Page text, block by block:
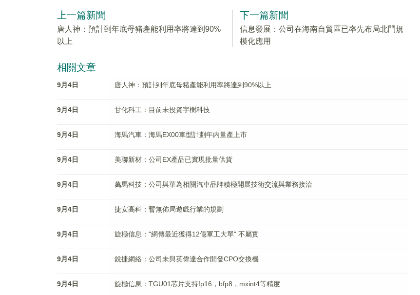
上一篇新聞
唐人神：預計到年底母豬產能利用率將達到90%
以上
下一篇新聞
信息發展：公司在海南自貿區已率先布局北鬥規
模化應用
相關文章
9月4日 唐人神：預計到年底母豬產能利用率將達到90%以上
9月4日 甘化科工：目前未投資宇樹科技
9月4日 海馬汽車：海馬EX00車型計劃年内量產上市
9月4日 美聯新材：公司EX產品已實現批量供貨
9月4日 萬馬科技：公司與華為相關汽車品牌積極開展技術交流與業務接洽
9月4日 捷安高科：暫無佈局遊戲行業的規劃
9月4日 旋極信息："網傳最近獲得12億軍工大單" 不屬實
9月4日 銳捷網絡：公司未與英偉達合作開發CPO交換機
9月4日 旋極信息：TGU01芯片支持fp16，bfp8，mxint4等精度